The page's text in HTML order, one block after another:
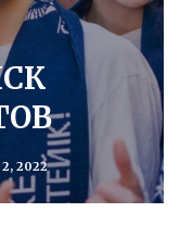
2022